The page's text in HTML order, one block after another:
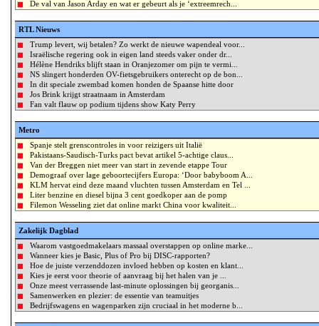
De val van Jason Arday en wat er gebeurt als je ‘extreemrech...
RTL Nieuws
Trump levert, wij betalen? Zo werkt de nieuwe wapendeal voor...
Israëlische regering ook in eigen land steeds vaker onder dr...
Hélène Hendriks blijft staan in Oranjezomer om pijn te vermi...
NS slingert honderden OV-fietsgebruikers onterecht op de bon...
In dit speciale zwembad komen honden de Spaanse hitte door
Jos Brink krijgt straatnaam in Amsterdam
Fan valt flauw op podium tijdens show Katy Perry
Metro
Spanje stelt grenscontroles in voor reizigers uit Italië
Pakistaans-Saudisch-Turks pact bevat artikel 5-achtige claus...
Van der Breggen niet meer van start in zevende etappe Tour
Demograaf over lage geboortecijfers Europa: ‘Door babyboom A...
KLM hervat eind deze maand vluchten tussen Amsterdam en Tel ...
Liter benzine en diesel bijna 3 cent goedkoper aan de pomp
Filemon Wesseling ziet dat online markt China voor kwaliteit...
Zakelijk Dagblad
Waarom vastgoedmakelaars massaal overstappen op online marke...
Wanneer kies je Basic, Plus of Pro bij DISC-rapporten?
Hoe de juiste verzenddozen invloed hebben op kosten en klant...
Kies je eerst voor theorie of aanvraag bij het halen van je ...
Onze meest verrassende last-minute oplossingen bij georganis...
Samenwerken en plezier: de essentie van teamuitjes
Bedrijfswagens en wagenparken zijn cruciaal in het moderne b...